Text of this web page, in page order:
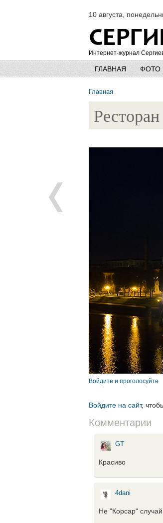
10 августа,
Интернет-журнал
ГЛАВНАЯ ФОТО
Главная
Войдите и проголосуйте
Войдите на сайт,
Комментарии
GT
Красиво
4dani
Не "Корсар"